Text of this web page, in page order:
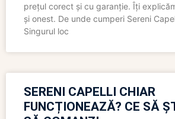
prețul corect și cu garanție. Îți
și onest. De unde cumperi Sereni
Singurul loc
SERENI CAPELLI CHIAR
FUNCȚIONEAZĂ? CE SĂ